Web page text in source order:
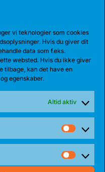
vi teknologier som cookies
Hvis du giver dit
data som f.eks.
websted. Hvis du ikke giver
kan det have en
egenskaber.
Altid aktiv